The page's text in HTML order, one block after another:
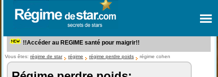
!!Accéder au REGIME santé pour maigrir!!
Vous êtes: régime de star régime régime perdre poids régime cohen